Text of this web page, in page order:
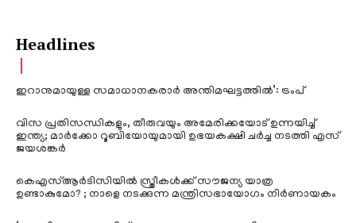
Headlines
ഇറാനുമായുള്ള സമാധാനകരാർ അന്തിമഘട്ടത്തിൽ‌’: ട്രംപ്
വിസ പ്രതിസന്ധികളും, തീരുവയും അമേരിക്കയോട് ഉന്നയിച്ച്
ഇന്ത്യ; മാർക്കോ റൂബിയോയുമായി ഉഭയകക്ഷി ചർച്ച നടത്തി എസ്
ജയശങ്കർ
കെഎസ്ആർടിസിയിൽ സ്ത്രീകൾക്ക് സൗജന്യ യാത്ര
ഉണ്ടാകുമോ? ; നാളെ നടക്കുന്ന മന്ത്രിസഭായോഗം നിർണായകം